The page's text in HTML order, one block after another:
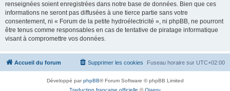
renseignées soient enregistrées dans notre base de données. Bien que ces
informations ne seront pas diffusées à une tierce partie sans votre
consentement, ni « Forum de la petite hydroélectricité », ni phpBB, ne pourront
être tenus comme responsables en cas de tentative de piratage informatique
visant à compromettre vos données.
Accueil du forum Fuseau horaire sur UTC+02:00
Supprimer les cookies
Développé parphpBB® Forum Software © phpBB Limited
Traduction française officielle ©Qiaeru